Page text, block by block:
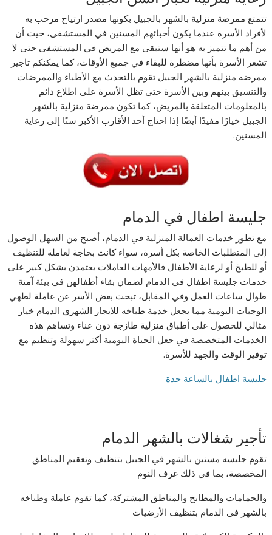
تتمتع ممرضة منزلية بالشهر بالجبيل بكونها مصدر ارتياح مرحب به
لأفراد الأسرة عندما يكون أحبائهم المسنين في المستشفى، حيث أن
من أهم ما تتميز به هو أنها ستبقى مع المريض في المستشفى حتى لا
تشعر الأسرة بأنها مضطرة للبقاء في جميع الأوقات، كما يمكنكم تاجير
ممرضه منزلية بالشهر الجبيل تقوم بالتحدث مع الأطباء والممرضات
والتنسيق بينهم وبين الأسرة حتى تظل الأسرة على اطلاع دائم
بالمعلومات المتعلقة بالمريض، كما تكون ممرضة منزلية بالشهر
الجبيل خيارًا مفيدًا أيضًا إذا احتاج أحد الأقارب الأكبر سنًا إلى رعاية
المسنين.
جليسة اطفال في الدمام
مع تطور خدمات العمالة المنزلية في الدمام، أصبح من السهل الوصول
إلى المتطلبات الخاصة بكل أسرة، سواء كانت بحاجة لعاملة للتنظيف
أو للطبخ أو لرعاية الأطفال فالأمهات العاملات يعتمدن بشكل كبير على
خدمات جليسة اطفال في الدمام لضمان بقاء أطفالهن في بيئة آمنة
طوال ساعات العمل وفي المقابل، تبحث بعض الأسر عن عاملة لطهي
الوجبات اليومية مما يجعل خدمة طباخه للايجار الشهري الدمام خيار
مثالي للحصول على أطباق منزلية طازجة دون عناء وتساهم هذه
الخدمات المتخصصة في جعل الحياة اليومية أكثر سهولة وتنظيم مع
توفير الوقت والجهد للأسرة.
جليسة اطفال بالساعة جدة
تأجير شغالات بالشهر الدمام
تقوم جليسه مسنين بالشهر في الجبيل بتنظيف وتعقيم المناطق
المخصصة، بما في ذلك غرف النوم
والحمامات والمطابخ والمناطق المشتركة، كما تقوم عاملة وطباخه
بالشهر فى الدمام بتنظيف الأرضيات